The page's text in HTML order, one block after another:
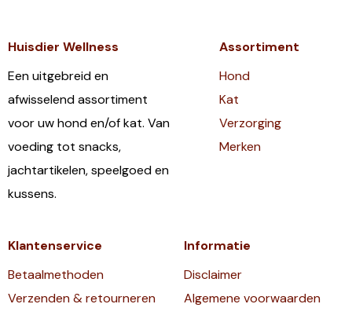
Huisdier Wellness
Een uitgebreid en
afwisselend assortiment
voor uw hond en/of kat. Van
voeding tot snacks,
jachtartikelen, speelgoed en
kussens.
Assortiment
Hond
Kat
Verzorging
Merken
Klantenservice
Betaalmethoden
Verzenden & retourneren
Informatie
Disclaimer
Algemene voorwaarden